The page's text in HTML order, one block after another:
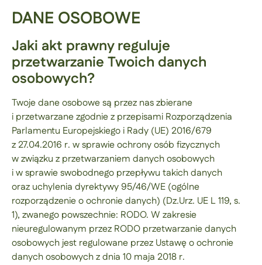
DANE OSOBOWE
Jaki akt prawny reguluje
przetwarzanie Twoich danych
osobowych?
Twoje dane osobowe są przez nas zbierane
i przetwarzane zgodnie z przepisami Rozporządzenia
Parlamentu Europejskiego i Rady (UE) 2016/679
z 27.04.2016 r. w sprawie ochrony osób fizycznych
w związku z przetwarzaniem danych osobowych
i w sprawie swobodnego przepływu takich danych
oraz uchylenia dyrektywy 95/46/WE (ogólne
rozporządzenie o ochronie danych) (Dz.Urz. UE L 119, s.
1), zwanego powszechnie: RODO. W zakresie
nieuregulowanym przez RODO przetwarzanie danych
osobowych jest regulowane przez Ustawę o ochronie
danych osobowych z dnia 10 maja 2018 r.